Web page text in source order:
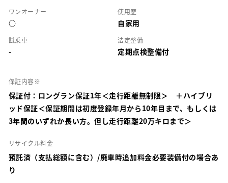
ワンオーナー
○
使用歴
自家用
試乗車
-
法定整備
定期点検整備付
保証内容※
保証付：ロングラン保証1年＜走行距離無制限＞ ＋ハイブリ
ッド保証＜保証期間は初度登録年月から10年目まで、もしくは
3年間のいずれか長い方。但し走行距離20万キロまで＞
リサイクル料金
預託済（支払総額に含む）/廃車時追加料金必要装備付の場合あ
り